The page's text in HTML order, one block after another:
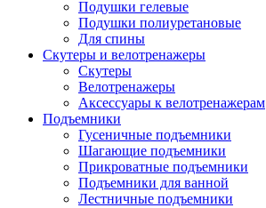
Подушки гелевые
Подушки полиуретановые
Для спины
Скутеры и велотренажеры
Скутеры
Велотренажеры
Аксессуары к велотренажерам
Подъемники
Гусеничные подъемники
Шагающие подъемники
Прикроватные подъемники
Подъемники для ванной
Лестничные подъемники